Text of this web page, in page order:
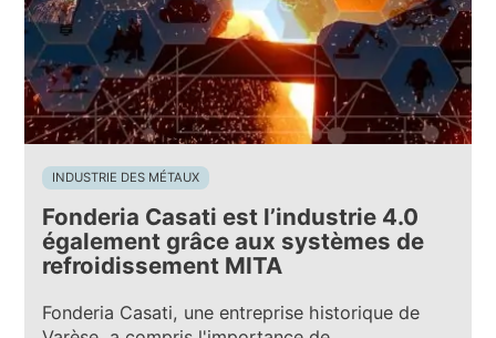
INDUSTRIE DES MÉTAUX
Fonderia Casati est l’industrie 4.0
également grâce aux systèmes de
refroidissement MITA
Fonderia Casati, une entreprise historique de